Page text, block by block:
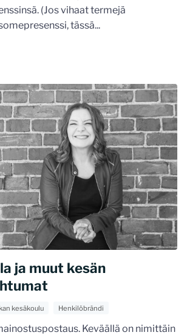
(Jos vihaat termejä
tässä...
ja muut kesän
kesäkoulu Henkilöbrändi
Keväällä on nimittäin